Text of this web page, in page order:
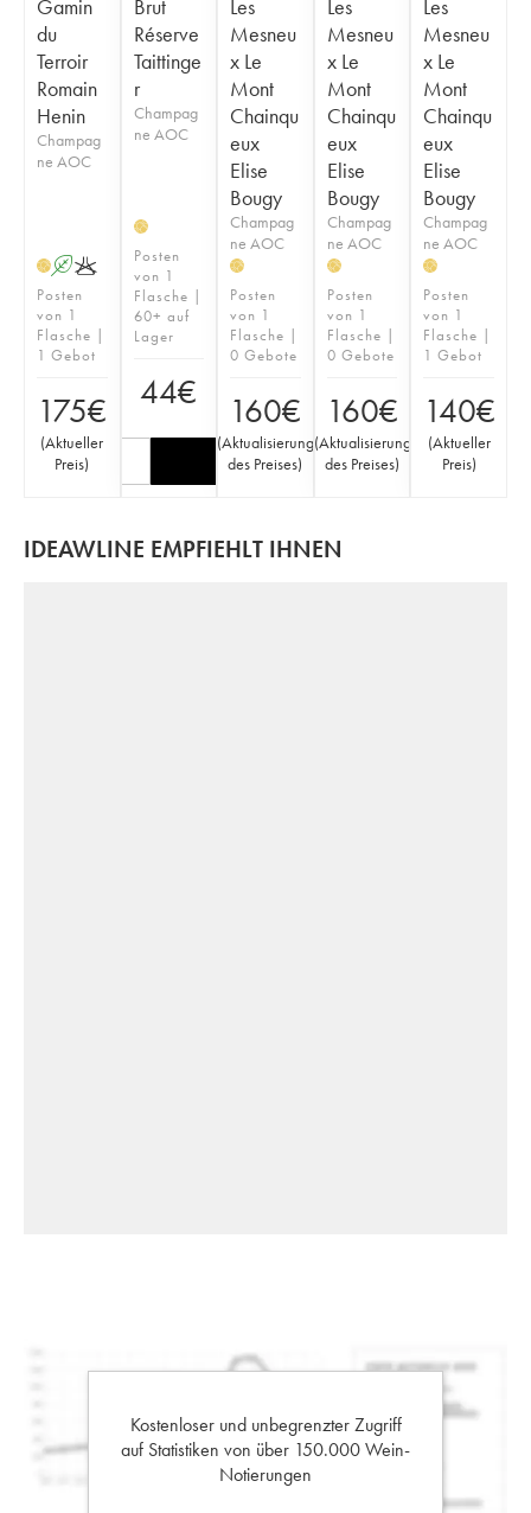
Gamin
du
Terroir
Romain
Henin
Champag
ne AOC
H AK
Posten
von 1
Flasche |
1 Gebot
175€
(Aktueller
Preis)
Brut
Réserve
Taittinge
r
Champag
ne AOC
H
Posten
von 1
Flasche |
60+ auf
Lager
44€
Les
Mesneu
x Le
Mont
Chainqu
eux
Elise
Bougy
Champag
ne AOC
H
Posten
von 1
Flasche |
0 Gebote
160€
(Aktualisierung
des Preises)
Les
Mesneu
x Le
Mont
Chainqu
eux
Elise
Bougy
Champag
ne AOC
H
Posten
von 1
Flasche |
0 Gebote
160€
(Aktualisierung
des Preises)
Les
Mesneu
x Le
Mont
Chainqu
eux
Elise
Bougy
Champag
ne AOC
H
Posten
von 1
Flasche |
1 Gebot
140€
(Aktueller
Preis)
IDEAWLINE EMPFIEHLT IHNEN
Kostenloser und unbegrenzter Zugriff
auf Statistiken von über 150.000 Wein-
Notierungen